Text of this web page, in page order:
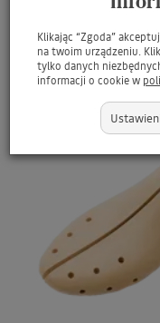
Klikając “Zgoda”
na twoim urządzeniu.
tylko danych
informacji o cookie w